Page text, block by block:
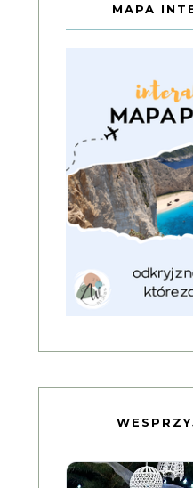
MAPA